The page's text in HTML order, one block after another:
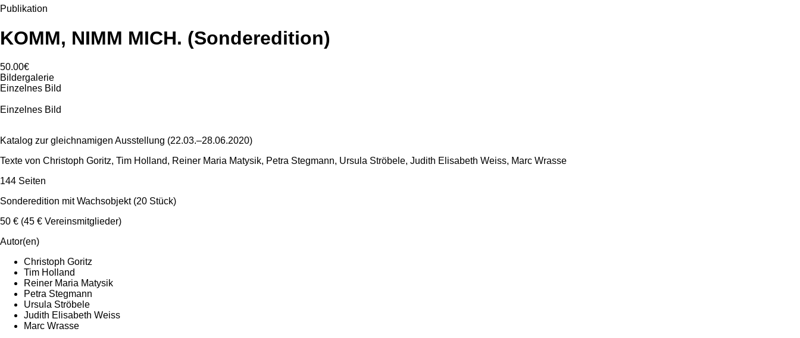
Publikation
KOMM, NIMM MICH. (Sonderedition)
50.00€
Bildergalerie
Einzelnes Bild
Einzelnes Bild
Katalog zur gleichnamigen Ausstellung (22.03.–28.06.2020)
Texte von Christoph Goritz, Tim Holland, Reiner Maria Matysik, Petra Stegmann, Ursula Ströbele, Judith Elisabeth Weiss, Marc Wrasse
144 Seiten
Sonderedition mit Wachsobjekt (20 Stück)
50 € (45 € Vereinsmitglieder)
Autor(en)
Christoph Goritz
Tim Holland
Reiner Maria Matysik
Petra Stegmann
Ursula Ströbele
Judith Elisabeth Weiss
Marc Wrasse